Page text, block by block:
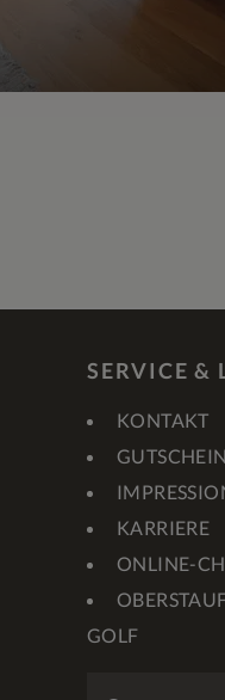
SERVICE &
KONTAKT
KARRIERE
ONLINE-
GOLF